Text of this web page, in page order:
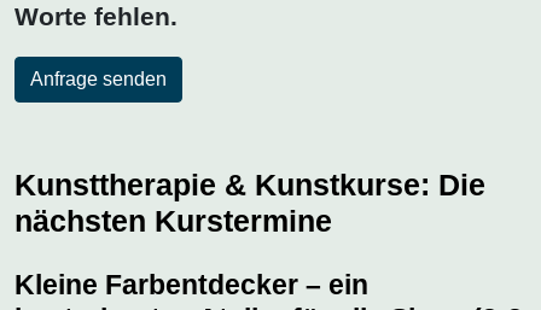
Worte fehlen.
Anfrage senden
Kunsttherapie & Kunstkurse: Die
nächsten Kurstermine
Kleine Farbentdecker – ein